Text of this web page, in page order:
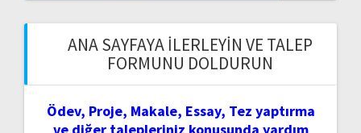
ANA SAYFAYA İLERLEYIN VE TALEP
FORMUNU DOLDURUN
Ödev, Proje, Makale, Essay, Tez yaptırma
ve diğer talepleriniz konusunda yardım